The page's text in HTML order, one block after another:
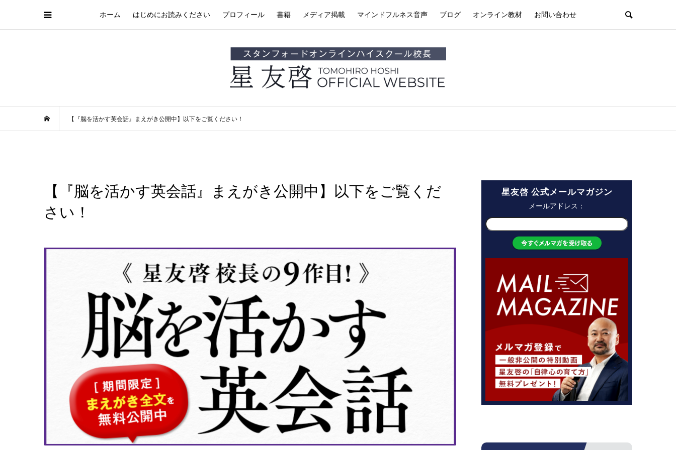
ホーム はじめにお読みください プロフィール 書籍 メディア掲載 マインドフルネス音声 ブログ オンライン教材 お問い合わせ
【『脳を活かす英会話』まえがき公開中】以下をご覧ください！
【『脳を活かす英会話』まえがき公開中】以下をご覧くだ
さい！
星友啓 公式メールマガジン
メールアドレス：